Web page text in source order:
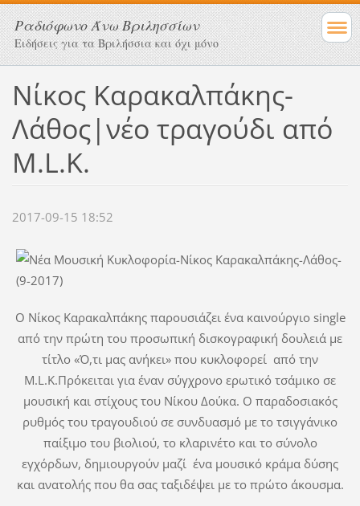
Ραδιόφωνο Άνω Βριλησσίων
Ειδήσεις για τα Βριλήσσια και όχι μόνο
Νίκος Καρακαλπάκης-
Λάθος|νέο τραγούδι από
M.L.K.
2017-09-15 18:52
Ο Νίκος Καρακαλπάκης παρουσιάζει ένα καινούργιο single
από την πρώτη του προσωπική δισκογραφική δουλειά με
τίτλο «Ό,τι μας ανήκει» που κυκλοφορεί από την
M.L.K.Πρόκειται για έναν σύγχρονο ερωτικό τσάμικο σε
μουσική και στίχους του Νίκου Δούκα. Ο παραδοσιακός
ρυθμός του τραγουδιού σε συνδυασμό με το τσιγγάνικο
παίξιμο του βιολιού, το κλαρινέτο και το σύνολο
εγχόρδων, δημιουργούν μαζί ένα μουσικό κράμα δύσης
και ανατολής που θα σας ταξιδέψει με το πρώτο άκουσμα.